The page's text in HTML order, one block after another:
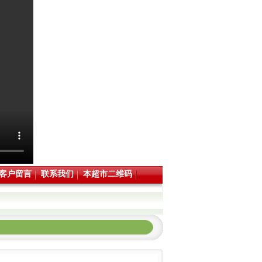
户留言 联系我们 本超市二维码